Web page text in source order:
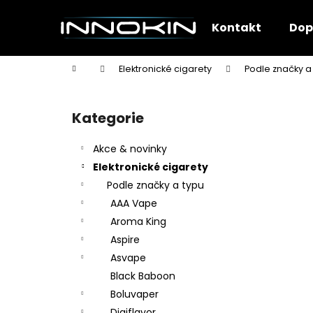
Kontakt
Domů Elektronické cigarety Podle značky
Přeskočit
kategorie
Kategorie
Akce & novinky
Elektronické cigarety
Podle značky a typu
AAA Vape
Aroma King
Aspire
Asvape
Black Baboon
Boluvaper
í
Zpět
do
Zpět
do